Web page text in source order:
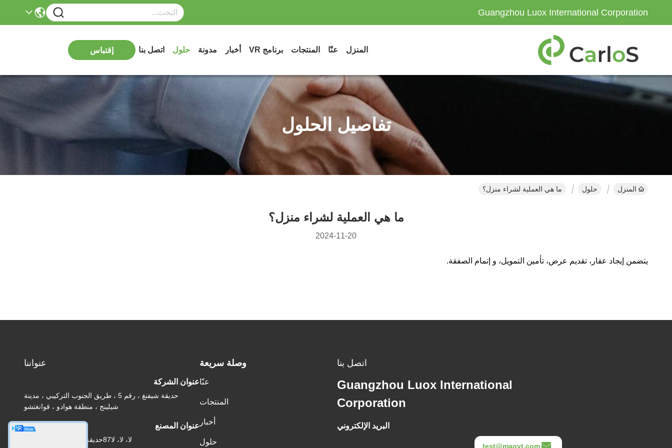
Guangzhou Luox International Corporation
المنزل عنّا المنتجات برنامج VR أخبار مدونة حلول اتصل بنا إقتباس
تفاصيل الحلول
المنزل حلول ما هي العملية لشراء منزل؟
ما هي العملية لشراء منزل؟
2024-11-20
يتضمن إيجاد عقار، تقديم عرض، تأمين التمويل، و إتمام الصفقة.
اتصل بنا
Guangzhou Luox International
Corporation
البريد الإلكتروني
test@maoyt.com
وصلة سريعة
عنّا
المنتجات
أخبار
حلول
عنواننا
عنوان الشركة
حديقة شيفنغ ، رقم 5 ، طريق الجنوب التركيبي ، مدينة
شيلينج ، منطقة هوادو ، قوانغتشو
عنوان المصنع
لا، لا، لا87حديقة الشباب الرائدة، بكين